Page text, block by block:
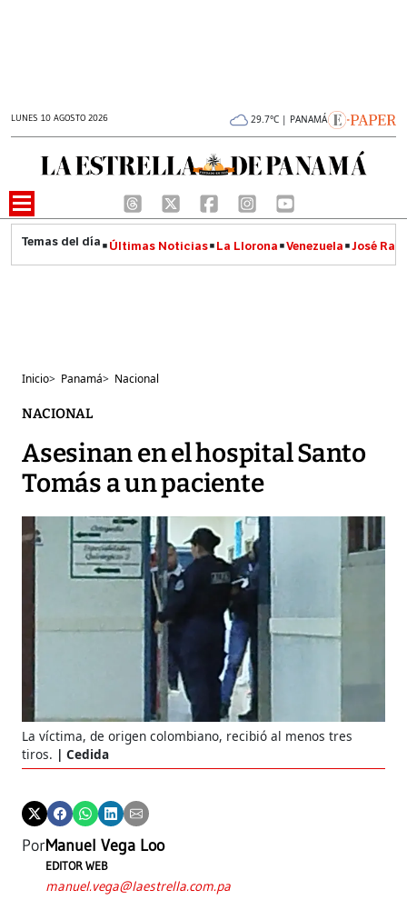
LUNES 10 AGOSTO 2026 29.7°C | PANAMÁ
Últimas Noticias La Llorona Venezuela José
Inicio> Panamá> Nacional
NACIONAL
Asesinan en el hospital Santo
Tomás a un paciente
La víctima, de origen colombiano, recibió al menos tres
tiros.
Cedida
PorManuel Vega Loo
EDITOR WEB
manuel.vega@laestrella.com.pa